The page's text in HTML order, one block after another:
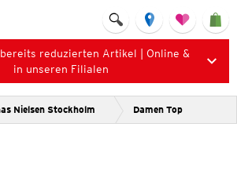
reduzierten Artikel | Online &
in unseren Filialen
Nielsen Stockholm Damen Top